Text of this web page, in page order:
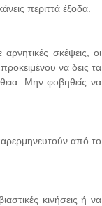
περιττά έξοδα.
σκέψεις, οι
να δεις τα
Μην φοβηθείς να
από το
κινήσεις ή να